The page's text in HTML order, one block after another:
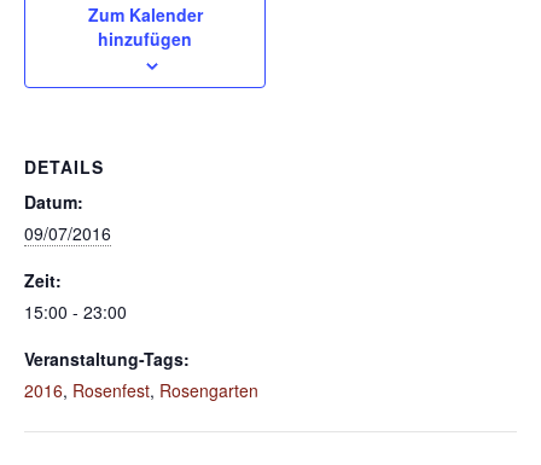
Zum Kalender
hinzufügen
DETAILS
Datum:
09/07/2016
Zeit:
15:00 - 23:00
Veranstaltung-Tags:
2016, Rosenfest, Rosengarten